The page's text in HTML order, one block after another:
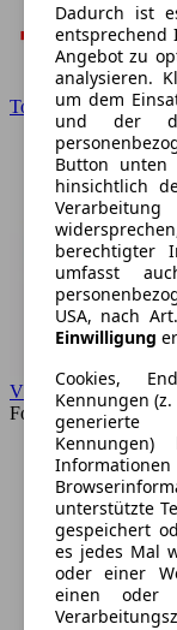
Toyota
VW
Forum
Dadurch ist
entsprechend
Angebot zu
analysieren.
um dem
und der
Button
hinsichtlich
berechtigter
umfasst
USA, nach
Einwilligung
Cookies,
Kennungen
generierte
unterstützte
gespeichert
es jedes Mal
oder einer
einen oder